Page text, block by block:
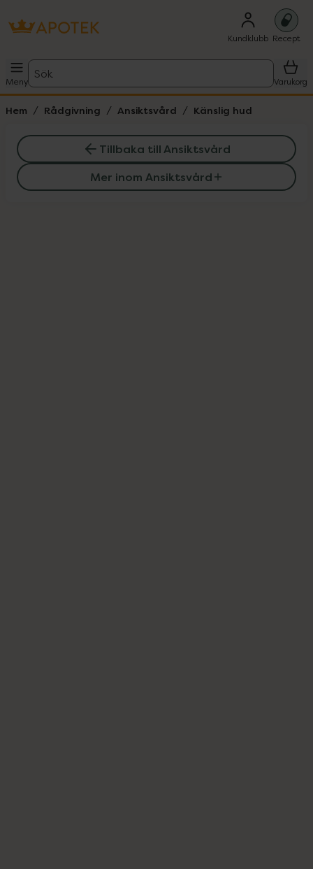
Kundklubb Recept
Meny
Sök
Varukorg
Hem Rådgivning Ansiktsvård Känslig hud
Tillbaka till Ansiktsvård
Mer inom Ansiktsvård